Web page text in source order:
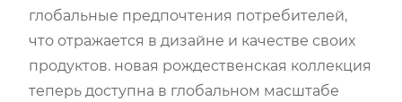
глобальные предпочтения потребителей,
что отражается в дизайне и качестве своих
продуктов. новая рождественская коллекция
теперь доступна в глобальном масштабе